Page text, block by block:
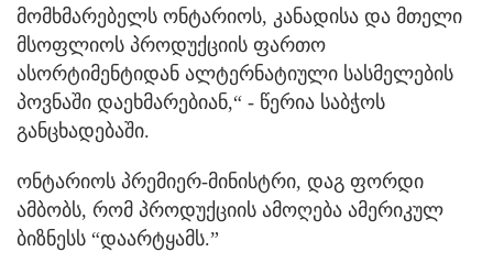
მომხმარებელს ონტარიოს, კანადისა და მთელი
მსოფლიოს პროდუქციის ფართო
ასორტიმენტიდან ალტერნატიული სასმელების
პოვნაში დაეხმარებიან,“ - წერია საბჭოს
განცხადებაში.
ონტარიოს პრემიერ-მინისტრი, დაგ ფორდი
ამბობს, რომ პროდუქციის ამოღება ამერიკულ
ბიზნესს “დაარტყამს.”